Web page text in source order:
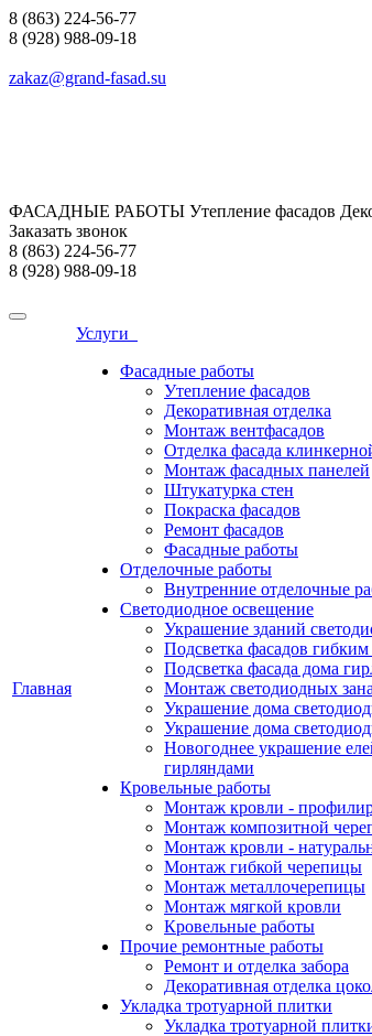
8 (863) 224-56-77
8 (928) 988-09-18
zakaz@grand-fasad.su
ФАСАДНЫЕ РАБОТЫ Утепление фасадов
Заказать звонок
8 (863) 224-56-77
8 (928) 988-09-18
Главная
Услуги
Фасадные работы
Утепление фасадов
Декоративная отделка
Монтаж вентфасадов
Отделка фасада
Монтаж фасадных панелей
Штукатурка стен
Покраска фасадов
Ремонт фасадов
Фасадные работы
Отделочные работы
Внутренние отделочные
Светодиодное освещение
Украшение зданий
Подсветка фасадов
Подсветка фасада дома
Монтаж светодиодных
Украшение дома
Украшение дома
Новогоднее украшение
гирляндами
Кровельные работы
Монтаж кровли -
Монтаж композитной
Монтаж кровли -
Монтаж гибкой черепицы
Монтаж металлочерепицы
Монтаж мягкой кровли
Кровельные работы
Прочие ремонтные работы
Ремонт и отделка забора
Декоративная отделка
Укладка тротуарной плитки
Укладка тротуарной